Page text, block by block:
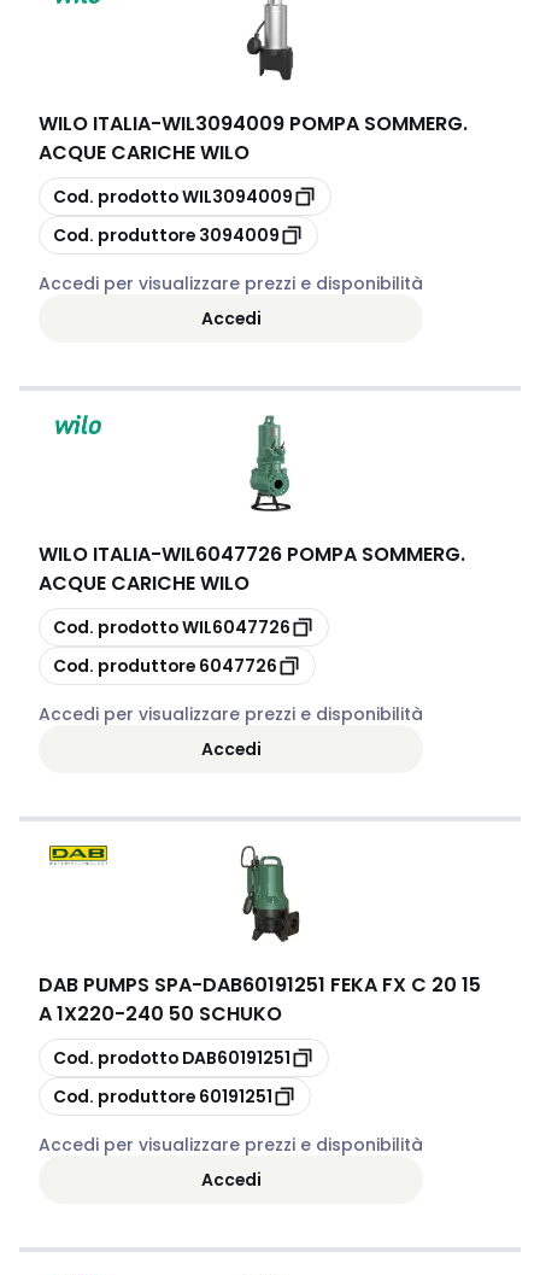
WILO ITALIA-WIL3094009 POMPA SOMMERG.
ACQUE CARICHE WILO
copia
Cod. prodottoWIL3094009
copia
Cod. produttore 3094009
Accedi per visualizzare prezzi e disponibilità
Accedi
WILO ITALIA-WIL6047726 POMPA SOMMERG.
ACQUE CARICHE WILO
copia
Cod. prodottoWIL6047726
copia
Cod. produttore 6047726
Accedi per visualizzare prezzi e disponibilità
Accedi
DAB PUMPS SPA-DAB60191251 FEKA FX C 20 15
A 1X220-240 50 SCHUKO
copia
Cod. prodotto DAB60191251
copia
Cod. produttore 60191251
Accedi per visualizzare prezzi e disponibilità
Accedi